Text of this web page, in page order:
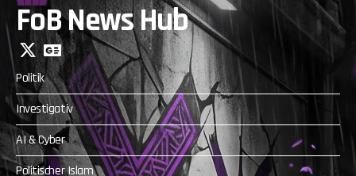
FoB News Hub
Politik
Investigativ
AI & Cyber
Politischer Islam